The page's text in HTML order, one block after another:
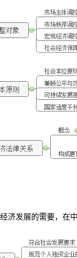
济发展的需要，在